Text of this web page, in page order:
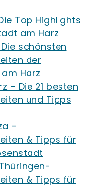
Top Highlights
am Harz
schönsten
der
Harz
– Die 21 besten
und Tipps
–
& Tipps für
& Tipps für